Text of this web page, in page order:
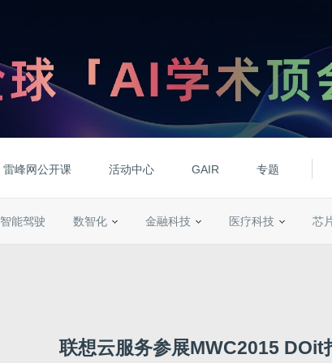
雷峰网公开课 活动中心 GAIR 专题
智能驾驶 数智化 金融科技 医疗科技 芯
联想云服务参展MWC2015 DOit